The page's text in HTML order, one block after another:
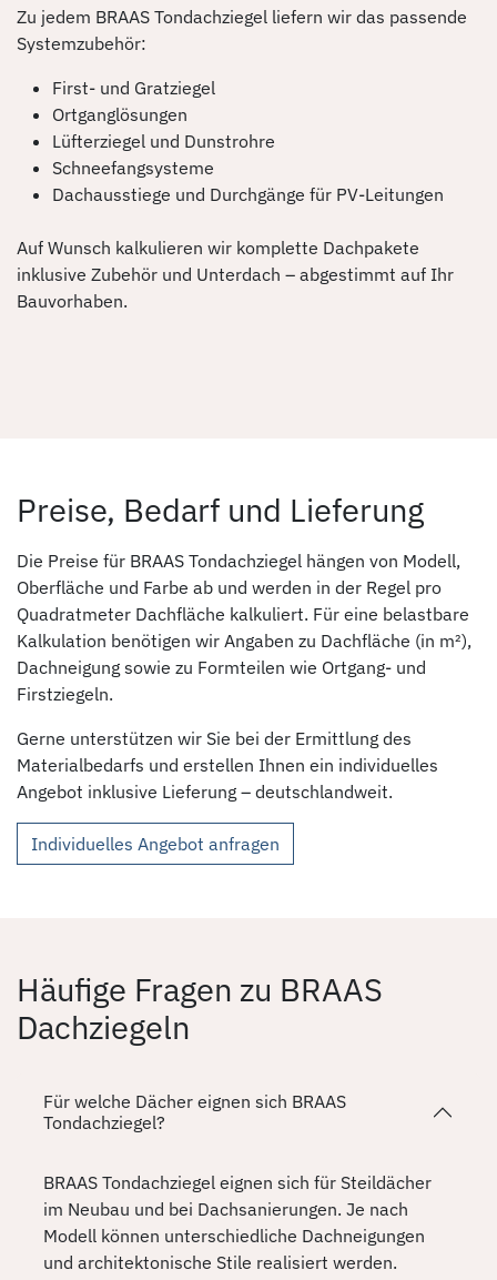
Zu jedem BRAAS Tondachziegel liefern wir das passende
Systemzubehör:
First- und Gratziegel
Ortganglösungen
Lüfterziegel und Dunstrohre
Schneefangsysteme
Dachausstiege und Durchgänge für PV-Leitungen
Auf Wunsch kalkulieren wir komplette Dachpakete
inklusive Zubehör und Unterdach – abgestimmt auf Ihr
Bauvorhaben.
Preise, Bedarf und Lieferung
Die Preise für BRAAS Tondachziegel hängen von Modell,
Oberfläche und Farbe ab und werden in der Regel pro
Quadratmeter Dachfläche kalkuliert. Für eine belastbare
Kalkulation benötigen wir Angaben zu Dachfläche (in m²),
Dachneigung sowie zu Formteilen wie Ortgang- und
Firstziegeln.
Gerne unterstützen wir Sie bei der Ermittlung des
Materialbedarfs und erstellen Ihnen ein individuelles
Angebot inklusive Lieferung – deutschlandweit.
Individuelles Angebot anfragen
Häufige Fragen zu BRAAS
Dachziegeln
Für welche Dächer eignen sich BRAAS
Tondachziegel?
BRAAS Tondachziegel eignen sich für Steildächer
im Neubau und bei Dachsanierungen. Je nach
Modell können unterschiedliche Dachneigungen
und architektonische Stile realisiert werden.